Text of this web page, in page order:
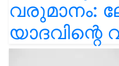
വരുമാനം: